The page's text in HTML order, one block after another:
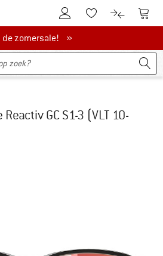
De klantenaccount
Naar deNaar de
zomersale!
de zomersale! »
GC S1-3 (VLT 10-